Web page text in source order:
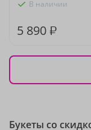
В наличии
5 890 ₽
Букеты со